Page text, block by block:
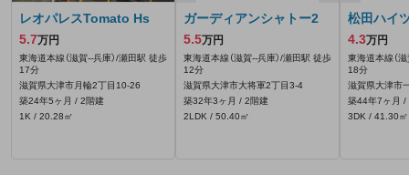
レオパレスTomato Hs
5.7万円
東海道本線（滋賀--兵庫）/瀬田駅 徒歩
17分
滋賀県大津市月輪2丁目10-26
築24年5ヶ月 / 2階建
1K / 20.28㎡
ガーディアンシャトー2
5.5万円
東海道本線（滋賀--兵庫）/瀬田駅 徒歩
12分
滋賀県大津市大将軍2丁目3-4
築32年3ヶ月 / 2階建
2LDK / 50.40㎡
松田ハイ
4.3万円
東海道本線（
18分
滋賀県大津市
築44年7ヶ月 /
3DK / 41.30㎡